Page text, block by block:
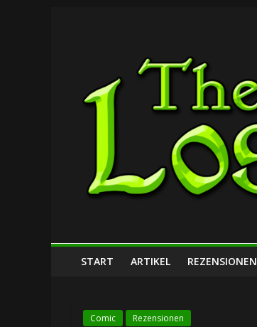
Lost
Dungeon
START ARTIKEL REZENSIONEN
Comic Rezensionen